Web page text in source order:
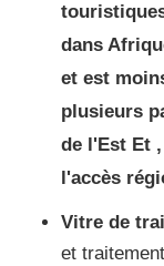
dans
et est
plusieurs
de l'Est Et
l'accès
Vitre de
et